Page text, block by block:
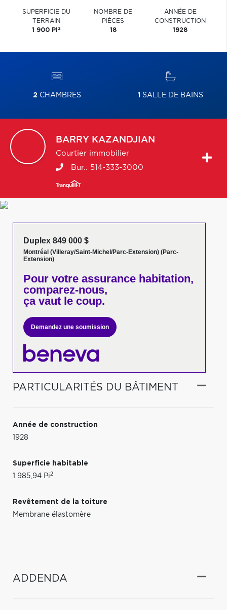
SUPERFICIE DU
TERRAIN
1 900 PI 2
NOMBRE DE
PIÈCES
18
ANNÉE DE
CONSTRUCTION
1928
2CHAMBRES 1 SALLE DE BAINS
BARRY KAZANDJIAN
Courtier immobilier
Bur.: 514-333-3000
Duplex 849 000 $
Montréal (Villeray/Saint-Michel/Parc-Extension) (Parc-
Extension)
Pour votre assurance habitation,
comparez-nous,
ça vaut le coup.
Demandez une soumission
PARTICULARITÉS DU BÂTIMENT
Année de construction
1928
Superficie habitable
1 985,94 Pi2
Revêtement de la toiture
Membrane élastomère
ADDENDA